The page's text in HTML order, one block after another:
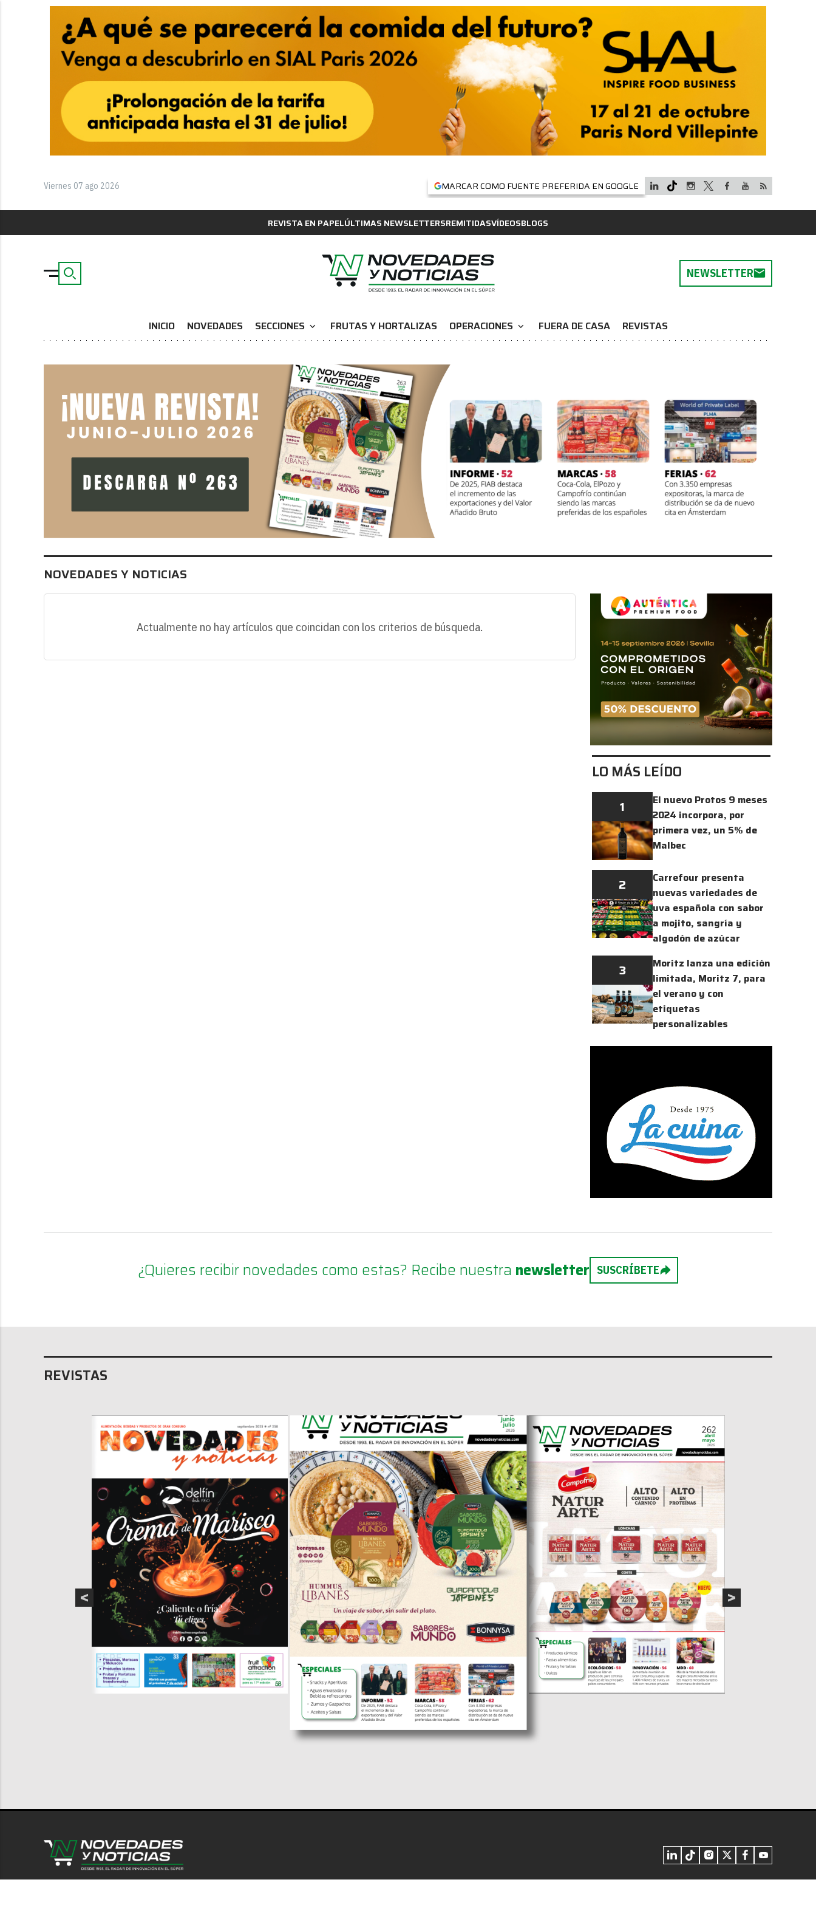
Viernes 07 ago 2026 MARCAR COMO FUENTE PREFERIDA EN GOOGLE
REVISTA EN PAPELÚLTIMAS NEWSLETTERSREMITIDASVÍDEOSBLOGS
NEWSLETTER
INICIO NOVEDADES SECCIONES expand_more FRUTAS Y HORTALIZAS OPERACIONES expand_more FUERA DE CASA REVISTAS
NOVEDADES Y NOTICIAS
Actualmente no hay artículos que coincidan con los criterios de búsqueda.
LO MÁS LEÍDO
1
El nuevo Protos 9 meses
2024 incorpora, por
primera vez, un 5% de
Malbec
2
Carrefour presenta
nuevas variedades de
uva española con sabor
a mojito, sangría y
algodón de azúcar
3
Moritz lanza una edición
limitada, Moritz 7, para
el verano y con
etiquetas
personalizables
¿Quieres recibir novedades como estas? Recibe nuestra newsletter SUSCRÍBETE
REVISTAS